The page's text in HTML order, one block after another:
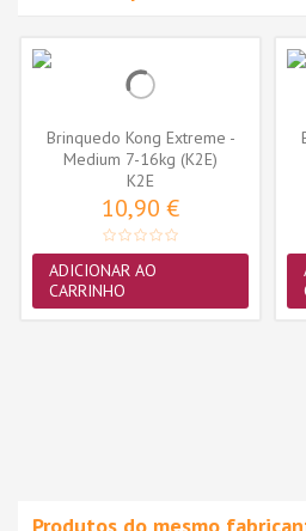
Brinquedo Kong Extreme -
Medium 7-16kg (K2E)
K2E
10,90 €
ADICIONAR AO
CARRINHO
Produtos do mesmo